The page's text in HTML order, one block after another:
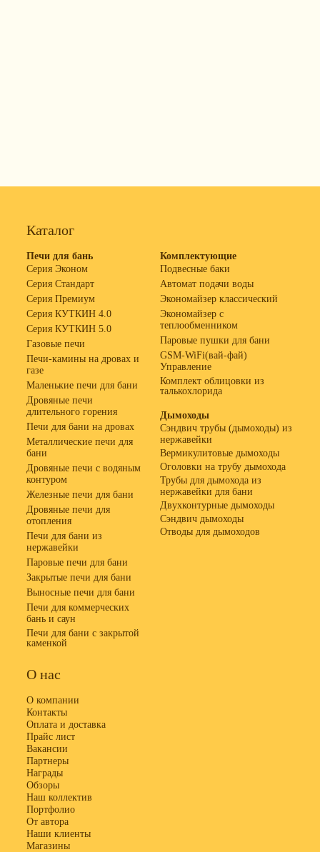
Каталог
Печи для бань
Серия Эконом
Серия Стандарт
Серия Премиум
Серия КУТКИН 4.0
Серия КУТКИН 5.0
Газовые печи
Печи-камины на дровах и
газе
Маленькие печи для бани
Дровяные печи
длительного горения
Печи для бани на дровах
Металлические печи для
бани
Дровяные печи с водяным
контуром
Железные печи для бани
Дровяные печи для
отопления
Печи для бани из
нержавейки
Паровые печи для бани
Закрытые печи для бани
Выносные печи для бани
Печи для коммерческих
бань и саун
Печи для бани с закрытой
каменкой
Комплектующие
Подвесные баки
Автомат подачи воды
Экономайзер классический
Экономайзер с
теплообменником
Паровые пушки для бани
GSM-WiFi(вай-фай)
Управление
Комплект облицовки из
талькохлорида
Дымоходы
Сэндвич трубы (дымоходы) из
нержавейки
Вермикулитовые дымоходы
Оголовки на трубу дымохода
Трубы для дымохода из
нержавейки для бани
Двухконтурные дымоходы
Сэндвич дымоходы
Отводы для дымоходов
О нас
О компании
Контакты
Оплата и доставка
Прайс лист
Вакансии
Партнеры
Награды
Обзоры
Наш коллектив
Портфолио
От автора
Наши клиенты
Магазины